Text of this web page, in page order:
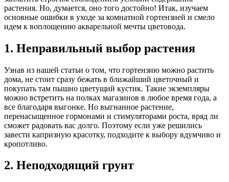
растения. Но, думается, оно того достойно! Итак, изучаем
основные ошибки в уходе за комнатной гортензией и смело
идем к воплощению акварельной мечты цветовода.
1. Неправильный выбор растения
Узнав из нашей статьи о том, что гортензию можно растить
дома, не стоит сразу бежать в ближайший цветочный и
покупать там пышно цветущий кустик. Такие экземпляры
можно встретить на полках магазинов в любое время года, а
все благодаря выгонке. Но выгнанное растение,
перенасыщенное гормонами и стимуляторами роста, вряд ли
сможет радовать вас долго. Поэтому если уже решились
завести капризную красотку, подходите к выбору вдумчиво и
кропотливо.
2. Неподходящий грунт